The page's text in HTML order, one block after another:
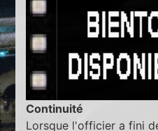
Continuité
Lorsque l'officier a fini